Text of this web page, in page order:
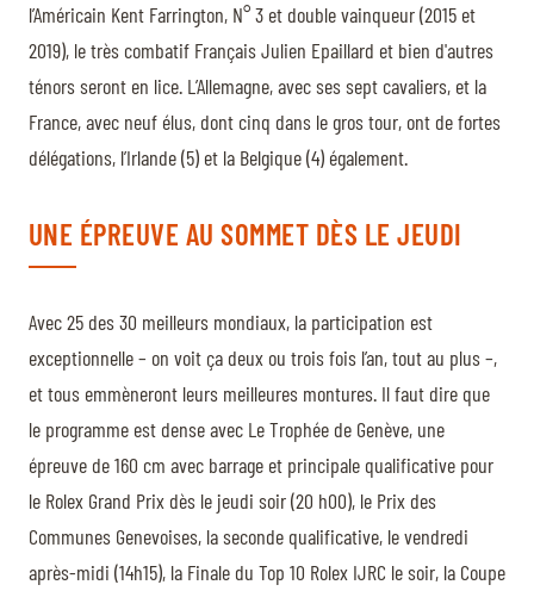
l’Américain Kent Farrington, N° 3 et double vainqueur (2015 et
2019), le très combatif Français Julien Epaillard et bien d'autres
ténors seront en lice. L’Allemagne, avec ses sept cavaliers, et la
France, avec neuf élus, dont cinq dans le gros tour, ont de fortes
délégations, l’Irlande (5) et la Belgique (4) également.
UNE ÉPREUVE AU SOMMET DÈS LE JEUDI
Avec 25 des 30 meilleurs mondiaux, la participation est
exceptionnelle – on voit ça deux ou trois fois l’an, tout au plus –,
et tous emmèneront leurs meilleures montures. Il faut dire que
le programme est dense avec Le Trophée de Genève, une
épreuve de 160 cm avec barrage et principale qualificative pour
le Rolex Grand Prix dès le jeudi soir (20 h00), le Prix des
Communes Genevoises, la seconde qualificative, le vendredi
après-midi (14h15), la Finale du Top 10 Rolex IJRC le soir, la Coupe